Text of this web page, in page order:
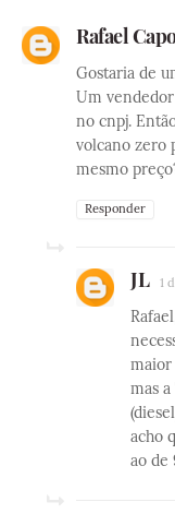
Rafael
Gostaria de
Um
no cnpj.
volcano zero
mesmo
Responder
JL 1
maior
mas
acho
ao de